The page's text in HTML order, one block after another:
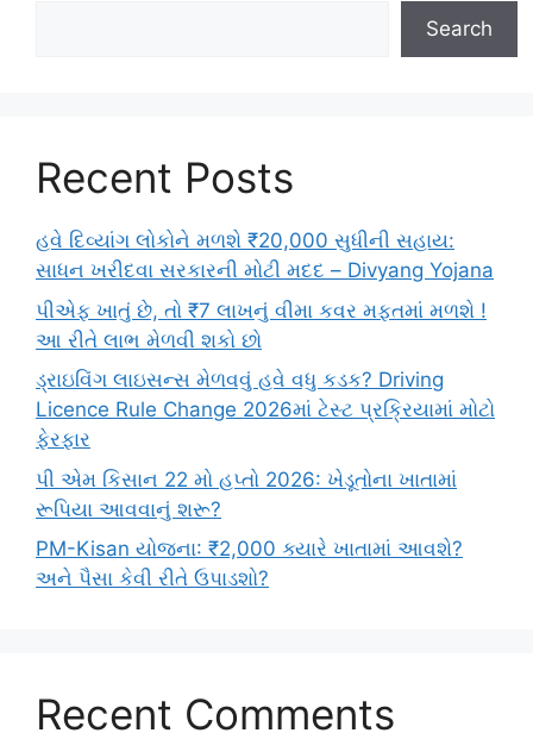
Search
Recent Posts
હવે દિવ્યાંગ લોકોને મળશે ₹20,000 સુધીની સહાય:
સાધન ખરીદવા સરકારની મોટી મદદ – Divyang Yojana
પીએફ ખાતું છે, તો ₹7 લાખનું વીમા કવર મફતમાં મળશે !
આ રીતે લાભ મેળવી શકો છો
ડ્રાઇવિંગ લાઇસન્સ મેળવવું હવે વધુ કડક? Driving
Licence Rule Change 2026માં ટેસ્ટ પ્રક્રિયામાં મોટો
ફેરફાર
પી એમ કિસાન 22 મો હપ્તો 2026: ખેડૂતોના ખાતામાં
રૂપિયા આવવાનું શરૂ?
PM-Kisan યોજના: ₹2,000 ક્યારે ખાતામાં આવશે?
અને પૈસા કેવી રીતે ઉપાડશો?
Recent Comments